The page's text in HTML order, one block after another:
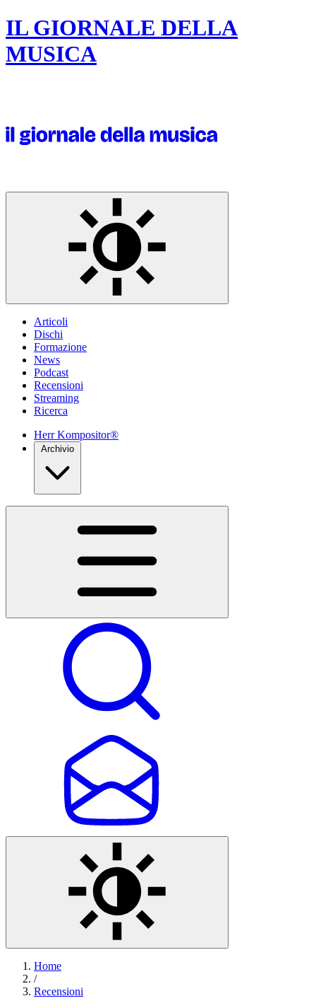
IL GIORNALE DELLA
MUSICA
Articoli
Dischi
Formazione
News
Podcast
Recensioni
Streaming
Ricerca
Herr Kompositor®
Archivio
Home
/
Recensioni